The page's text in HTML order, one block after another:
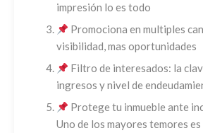
impresión lo es todo
Promociona en multiples
visibilidad, mas oportunidades
Filtro de interesados: la
ingresos y nivel de
Protege tu inmueble ante
Uno de los mayores temores